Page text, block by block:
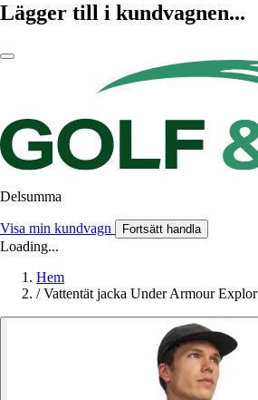
Lägger till i kundvagnen...
Delsumma
Visa min kundvagn Fortsätt handla
Loading...
Hem
/ Vattentät jacka Under Armour Explor